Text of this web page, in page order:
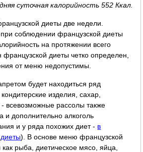
суточная калорийность 552 Ккал.
диеты две недели.
соблюдении французской диеты
на протяжении всего
диеты четко определен,
от меню недопустимы.
будет находиться ряд
изделия, сахар,
всевозможные рассолы также
и дополнительно алкоголь
и у ряда похожих диет - в
диеты). В основе меню французской
рыба, диетическое мясо, яйца,